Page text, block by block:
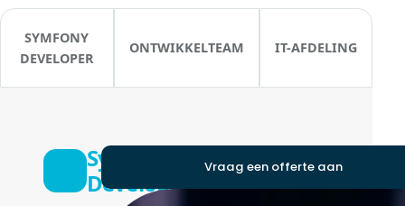
SYMFONY
DEVELOPER
ONTWIKKELTEAM IT-AFDELING
Symfony
Developer
Vraag een offerte aan